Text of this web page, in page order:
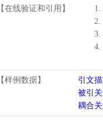
【在线验证和引用】
1.
2.
3.
4.
【样例数据】
引文
被引
耦合